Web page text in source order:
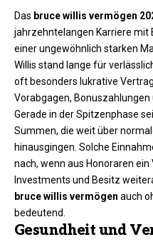
Das bruce willis vermögen
jahrzehntelangen Karriere mit
einer ungewöhnlich starken
Willis stand lange für
oft besonders lukrative
Vorabgagen, Bonuszahlungen
Gerade in der Spitzenphase
Summen, die weit über
hinausgingen. Solche
nach, wenn aus Honoraren
Investments und Besitz
bruce willis vermögen auch
bedeutend.
Gesundheit und